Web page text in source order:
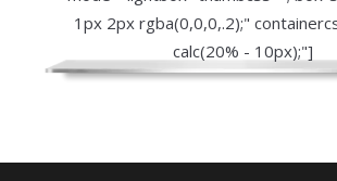
1px 2px rgba(0,0,0,.2);"
calc(20% - 10px);"]